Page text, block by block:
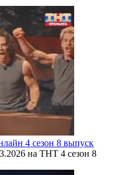
4 сезон 8 выпуск
на ТНТ 4 сезон 8